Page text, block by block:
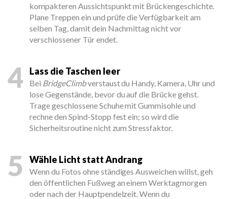
kompakteren Aussichtspunkt mit Brückengeschichte.
Plane Treppen ein und prüfe die Verfügbarkeit am
selben Tag, damit dein Nachmittag nicht vor
verschlossener Tür endet.
4 Lass die Taschen leer
Bei BridgeClimbverstaust du Handy, Kamera, Uhr und
lose Gegenstände, bevor du auf die Brücke gehst.
Trage geschlossene Schuhe mit Gummisohle und
rechne den Spind-Stopp fest ein; so wird die
Sicherheitsroutine nicht zum Stressfaktor.
5 Wähle Licht statt Andrang
Wenn du Fotos ohne ständiges Ausweichen willst, geh
den öffentlichen Fußweg an einem Werktagmorgen
oder nach der Hauptpendelzeit. Wenn du